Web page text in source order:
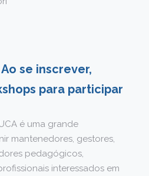
se inscrever,
para participar
é uma grande
mantenedores, gestores,
pedagógicos,
interessados em